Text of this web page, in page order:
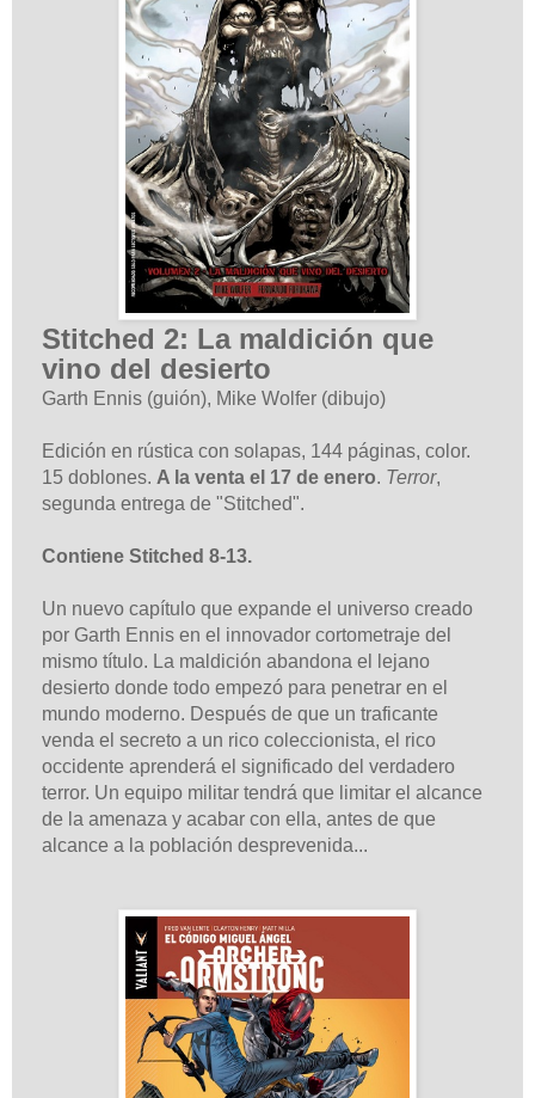
Stitched 2: La maldición que
vino del desierto
Garth Ennis (guión), Mike Wolfer (dibujo)
Edición en rústica con solapas, 144 páginas, color.
15 doblones. A la venta el 17 de enero. Terror,
segunda entrega de "Stitched".
Contiene Stitched 8-13.
Un nuevo capítulo que expande el universo creado
por Garth Ennis en el innovador cortometraje del
mismo título. La maldición abandona el lejano
desierto donde todo empezó para penetrar en el
mundo moderno. Después de que un traficante
venda el secreto a un rico coleccionista, el rico
occidente aprenderá el significado del verdadero
terror. Un equipo militar tendrá que limitar el alcance
de la amenaza y acabar con ella, antes de que
alcance a la población desprevenida...